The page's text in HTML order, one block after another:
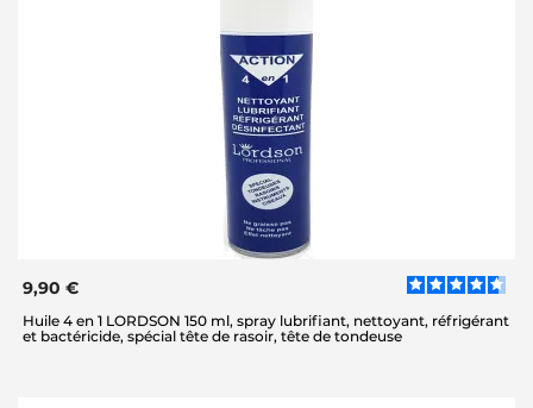
9,90 €
Huile 4 en 1 LORDSON 150 ml, spray lubrifiant, nettoyant, réfrigérant
et bactéricide, spécial tête de rasoir, tête de tondeuse